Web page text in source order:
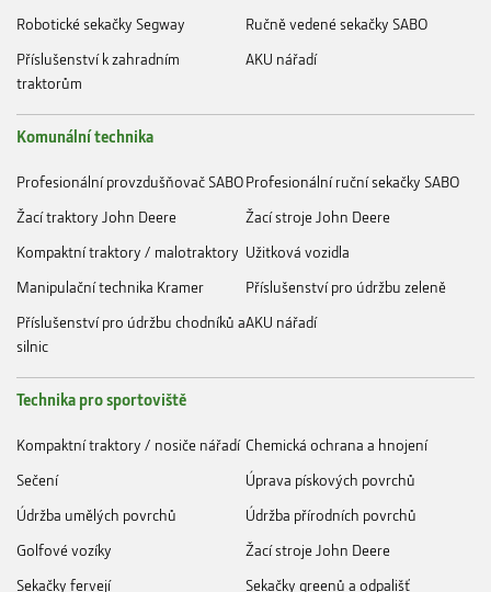
Robotické sekačky Segway
Ručně vedené sekačky SABO
Příslušenství k zahradním
traktorům
AKU nářadí
Komunální technika
Profesionální provzdušňovač SABOProfesionální ruční sekačky SABO
Žací traktory John Deere
Žací stroje John Deere
Kompaktní traktory / malotraktory Užitková vozidla
Manipulační technika Kramer
Příslušenství pro údržbu zeleně
Příslušenství pro údržbu chodníků a
silnic
AKU nářadí
Technika pro sportoviště
Kompaktní traktory / nosiče nářadí Chemická ochrana a hnojení
Sečení
Úprava pískových povrchů
Údržba umělých povrchů
Údržba přírodních povrchů
Golfové vozíky
Žací stroje John Deere
Sekačky fervejí
Sekačky greenů a odpališť